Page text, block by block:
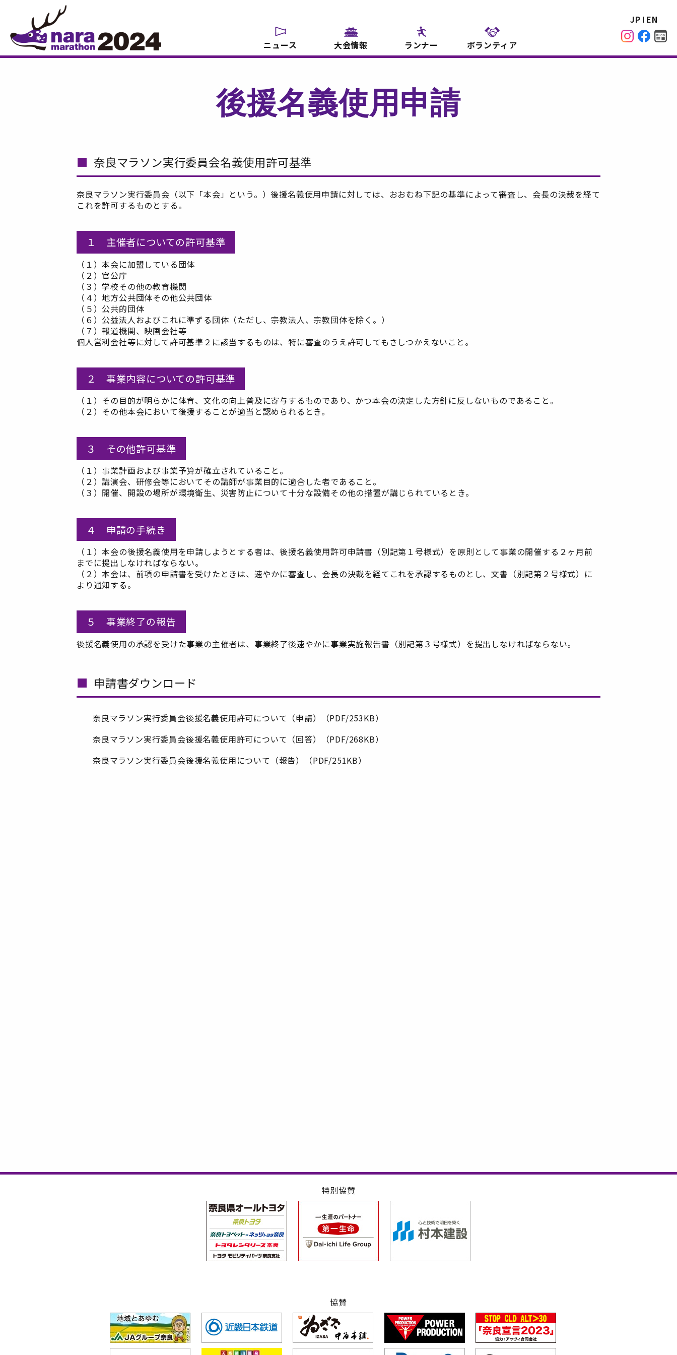
ニュース 大会情報 ランナー ボランティア
JP EN
後援名義使用申請
奈良マラソン実行委員会名義使用許可基準
奈良マラソン実行委員会（以下「本会」という。）後援名義使用申請に対しては、おおむね下記の基準によって審査し、会長の決裁を経て
これを許可するものとする。
１ 主催者についての許可基準
（１）本会に加盟している団体
（２）官公庁
（３）学校その他の教育機関
（４）地方公共団体その他公共団体
（５）公共的団体
（６）公益法人およびこれに準ずる団体（ただし、宗教法人、宗教団体を除く。）
（７）報道機関、映画会社等
個人営利会社等に対して許可基準２に該当するものは、特に審査のうえ許可してもさしつかえないこと。
２ 事業内容についての許可基準
（１）その目的が明らかに体育、文化の向上普及に寄与するものであり、かつ本会の決定した方針に反しないものであること。
（２）その他本会において後援することが適当と認められるとき。
３ その他許可基準
（１）事業計画および事業予算が確立されていること。
（２）講演会、研修会等においてその講師が事業目的に適合した者であること。
（３）開催、開設の場所が環境衛生、災害防止について十分な設備その他の措置が講じられているとき。
４ 申請の手続き
（１）本会の後援名義使用を申請しようとする者は、後援名義使用許可申請書（別記第１号様式）を原則として事業の開催する２ヶ月前
までに提出しなければならない。
（２）本会は、前項の申請書を受けたときは、速やかに審査し、会長の決裁を経てこれを承認するものとし、文書（別記第２号様式）に
より通知する。
５ 事業終了の報告
後援名義使用の承認を受けた事業の主催者は、事業終了後速やかに事業実施報告書（別記第３号様式）を提出しなければならない。
申請書ダウンロード
奈良マラソン実行委員会後援名義使用許可について（申請）（PDF/253KB）
奈良マラソン実行委員会後援名義使用許可について（回答）（PDF/268KB）
奈良マラソン実行委員会後援名義使用について（報告）（PDF/251KB）
特別協賛
協賛